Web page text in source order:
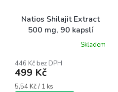
Natios Shilajit Extract
500 mg, 90 kapslí
Skladem
446 Kč bez DPH
499 Kč
Měrná
5,54 Kč / 1 ks